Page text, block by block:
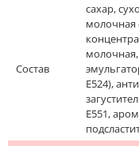
Состав
сахар,
молочная
молочная,
Е524),
Е551,